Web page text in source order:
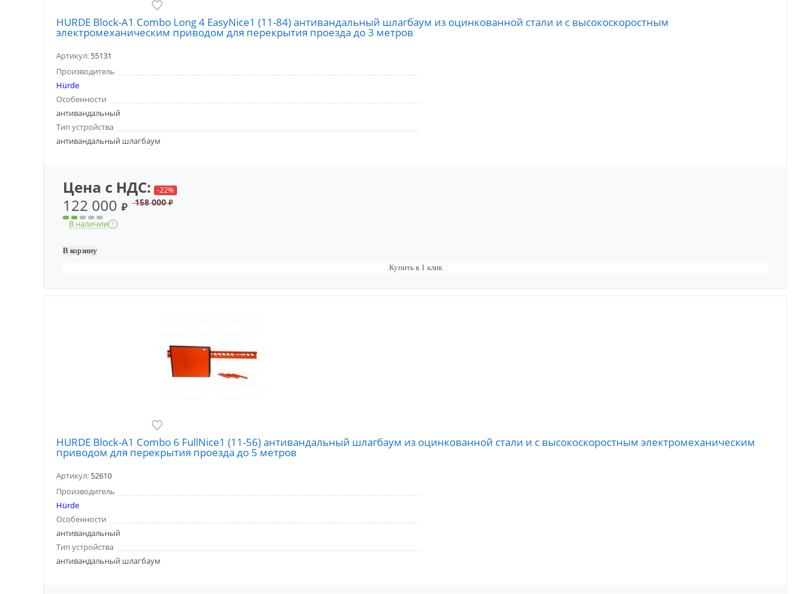
HURDE Block-A1 Combo Long 4 EasyNice1 (11-84) антивандальный шлагбаум из оцинкованной стали и с высокоскоростным
электромеханическим приводом для перекрытия проезда до 3 метров
Артикул: 55131
Производитель
Hürde
Особенности
антивандальный
Тип устройства
антивандальный шлагбаум
Цена с НДС: -22%
122 000₽ 158 000₽
В наличии
Купить в 1 клик
HURDE Block-A1 Combo 6 FullNice1 (11-56) антивандальный шлагбаум из оцинкованной стали и с высокоскоростным электромеханическим
приводом для перекрытия проезда до 5 метров
Артикул: 52610
Производитель
Hürde
Особенности
антивандальный
Тип устройства
антивандальный шлагбаум